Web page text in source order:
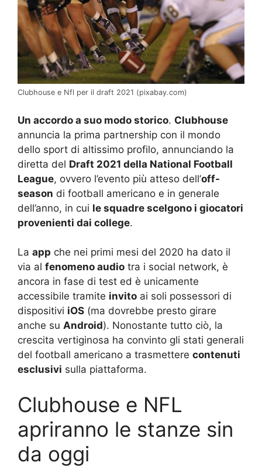
Clubhouse e Nfl per il draft 2021 (pixabay.com)
Un accordo a suo modo storico. Clubhouse
annuncia la prima partnership con il mondo
dello sport di altissimo profilo, annunciando la
diretta del Draft 2021 della National Football
League, ovvero l’evento più atteso dell’off-
season di football americano e in generale
dell’anno, in cui le squadre scelgono i giocatori
provenienti dai college.
La app che nei primi mesi del 2020 ha dato il
via al fenomeno audio tra i social network, è
ancora in fase di test ed è unicamente
accessibile tramite invito ai soli possessori di
dispositivi iOS (ma dovrebbe presto girare
anche su Android). Nonostante tutto ciò, la
crescita vertiginosa ha convinto gli stati generali
del football americano a trasmettere contenuti
esclusivi sulla piattaforma.
Clubhouse e NFL
apriranno le stanze sin
da oggi